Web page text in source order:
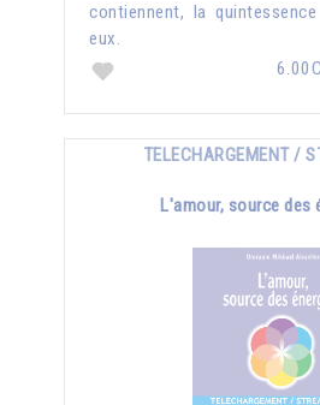
contiennent, la
eux.
TELECHARGEMENT /
L'amour, source des